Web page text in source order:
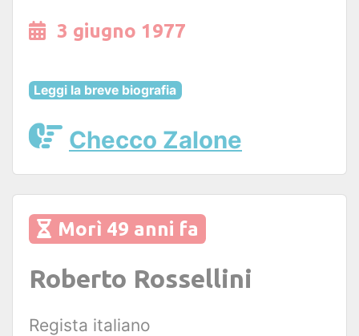
3 giugno 1977
Leggi la breve biografia
Checco Zalone
Morì 49 anni fa
Roberto Rossellini
Regista italiano